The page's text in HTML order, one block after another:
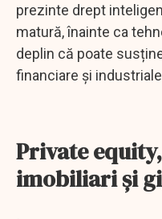
prezinte drept
matură, înainte ca
deplin că poate
financiare și
Private
imobiliari și